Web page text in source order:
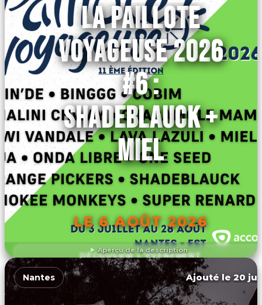
Aperçu de la description
LA PAILLOTE
VOYAGEUSE 2026
#6 :
SHADEBLAUCK +
MIEL
LE 6 AOÛT 2026
DÉCOUVRIR L'ÉVÉNEMENT
Nantes Ajouté le 20